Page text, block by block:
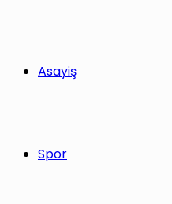
Asayiş
Spor